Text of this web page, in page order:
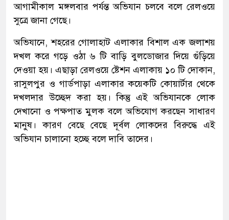
আগামীকাল মঙ্গলবার পর্যন্ত অভিযান চলবে বলে রেলওয়ে
সুত্রে জানা গেছে।
অভিযানে, শহরের গোলাহাট এলাকার বিশাল এক জলাশয়
দখল করে গড়ে ওঠা ৬ টি বাড়ি বুলডোজার দিয়ে গুঁড়িয়ে
দেওয়া হয়। এছাড়া রেলওয়ে ষ্টেশন এলাকায় ১০ টি দোকান,
রাসুলপুর ও গার্ডপাড়া এলাকার কয়েকটি কোয়ার্টার থেকে
দখলদার উচ্ছেদ করা হয়। কিন্তু এই অভিযানকে লোক
দেখানো ও পক্ষপাত মুলক বলে অভিযোগ করছেন সাধারণ
মানুষ। কারণ বেছে বেছে দূর্বল লোকদের বিরুদ্ধে এই
অভিযান চালানো হচ্ছে বলে দাবি তাদের।